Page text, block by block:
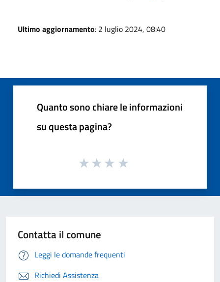
Ultimo aggiornamento: 2 luglio 2024, 08:40
Quanto sono chiare le informazioni
su questa pagina?
Contatta il comune
Leggi le domande frequenti
Richiedi Assistenza